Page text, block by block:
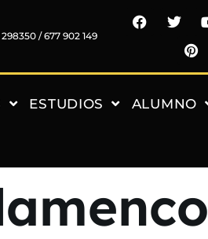
298350 / 677 902 149
ESTUDIOS ALUMNO